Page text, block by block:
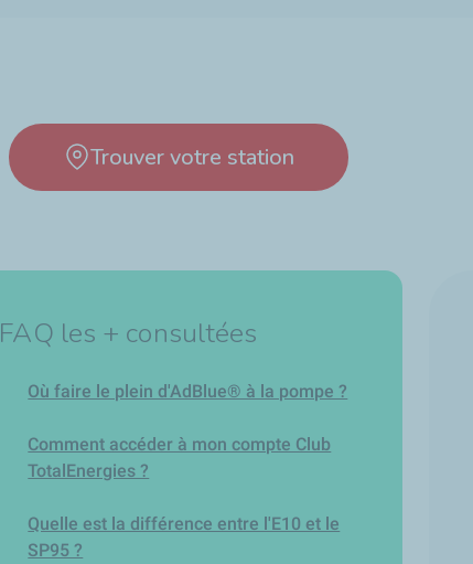
Trouver votre station
FAQ les + consultées
Où faire le plein d'AdBlue® à la pompe ?
Comment accéder à mon compte Club
TotalEnergies ?
Quelle est la différence entre l'E10 et le
SP95 ?